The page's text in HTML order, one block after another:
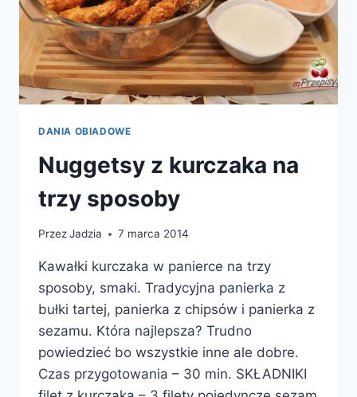
DANIA OBIADOWE
Nuggetsy z kurczaka na
trzy sposoby
PrzezJadzia 7 marca 2014
Kawałki kurczaka w panierce na trzy
sposoby, smaki. Tradycyjna panierka z
bułki tartej, panierka z chipsów i panierka z
sezamu. Która najlepsza? Trudno
powiedzieć bo wszystkie inne ale dobre.
Czas przygotowania – 30 min. SKŁADNIKI